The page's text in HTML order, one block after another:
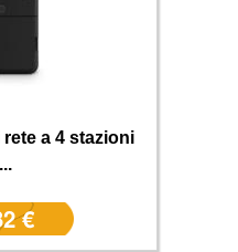
a 4 stazioni
€